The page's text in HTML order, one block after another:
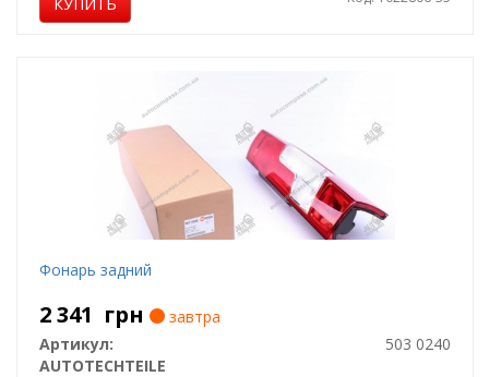
Фонарь задний
2 341 грн
завтра
Артикул:
503 0240
AUTOTECHTEILE